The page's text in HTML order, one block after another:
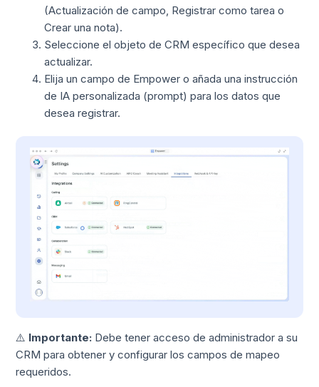
(Actualización de campo, Registrar como tarea o
Crear una nota).
Seleccione el objeto de CRM específico que desea
actualizar.
Elija un campo de Empower o añada una instrucción
de IA personalizada (prompt) para los datos que
desea registrar.
⚠️ Importante: Debe tener acceso de administrador a su
CRM para obtener y configurar los campos de mapeo
requeridos.